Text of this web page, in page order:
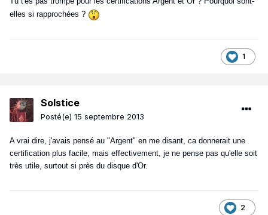
elles si rapprochées ?
1
Solstice
Posté(e) 15 septembre 2013
A vrai dire, j'avais pensé au "Argent" en me disant, ca donnerait une
certification plus facile, mais effectivement, je ne pense pas qu'elle soit
très utile, surtout si près du disque d'Or.
2